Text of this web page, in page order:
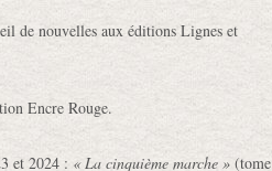
de nouvelles aux éditions Lignes et
Encre Rouge.
et 2024 : « La cinquième marche » (tome